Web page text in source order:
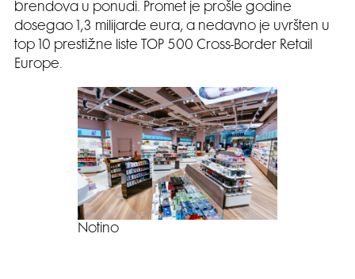
brendova u ponudi. Promet je prošle godine
dosegao 1,3 milijarde eura, a nedavno je uvršten u
top 10 prestižne liste TOP 500 Cross-Border Retail
Europe.
Notino